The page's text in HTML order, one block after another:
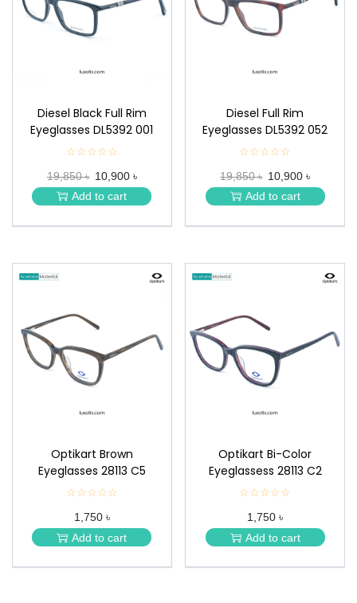
Diesel Black Full Rim
Eyeglasses DL5392 001
☆☆☆☆☆
★
★
★
★
19,850 ৳ 10,900 ৳
Add to cart
Diesel Full Rim
Eyeglasses DL5392 052
☆☆☆☆☆
★
★
★
★
19,850 ৳ 10,900 ৳
Add to cart
Optikart Brown
Eyeglasses 28113 C5
☆☆☆☆☆
★
★
★
★
1,750 ৳
Add to cart
Optikart Bi-Color
Eyeglassess 28113 C2
☆☆☆☆☆
★
★
★
★
1,750 ৳
Add to cart